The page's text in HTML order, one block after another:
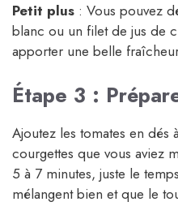
Petit plus : Vous pouvez
blanc ou un filet de jus de
apporter une belle
Étape 3 :
Ajoutez les tomates en dés
courgettes que vous aviez
5 à 7 minutes, juste le
mélangent bien et que le